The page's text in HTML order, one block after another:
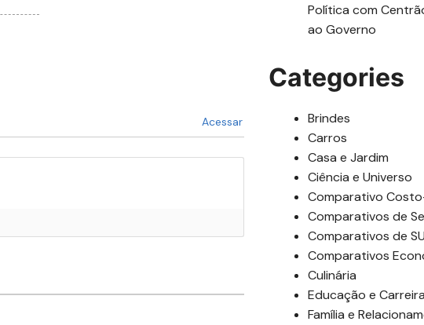
Acessar
Política com
ao Governo
Categories
Brindes
Carros
Casa e Jardim
Ciência e Universo
Comparativo
Comparativos de
Comparativos de
Comparativos
Culinária
Educação e Carreira
Família e